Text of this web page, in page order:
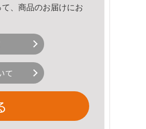
、商品のお届けにお
て